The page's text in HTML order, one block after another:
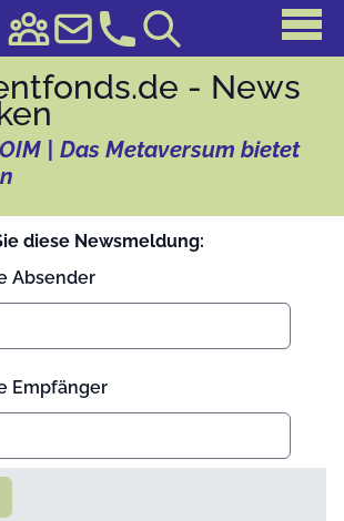
- News
| Das Metaversum bietet
diese Newsmeldung:
Absender
Empfänger